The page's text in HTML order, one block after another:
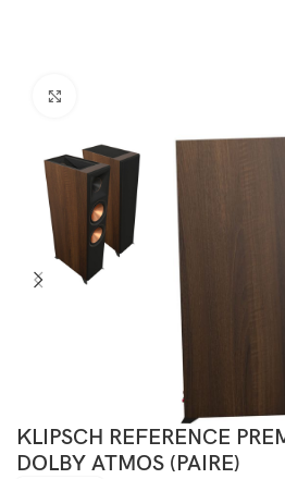
KLIPSCH REFERENCE
DOLBY ATMOS (PAIRE)